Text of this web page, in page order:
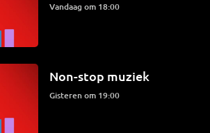
Vandaag om 18:00
Non-stop muziek
Gisteren om 19:00